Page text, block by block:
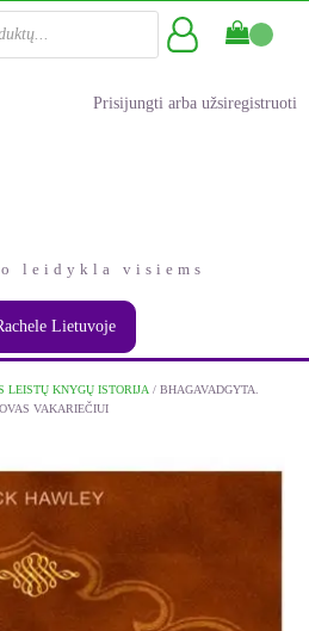
Prisijungti arba užsiregistruoti
leidykla visiems
Lietuvoje
LEISTŲ KNYGŲ ISTORIJA / BHAGAVADGYTA.
VAKARIEČIUI